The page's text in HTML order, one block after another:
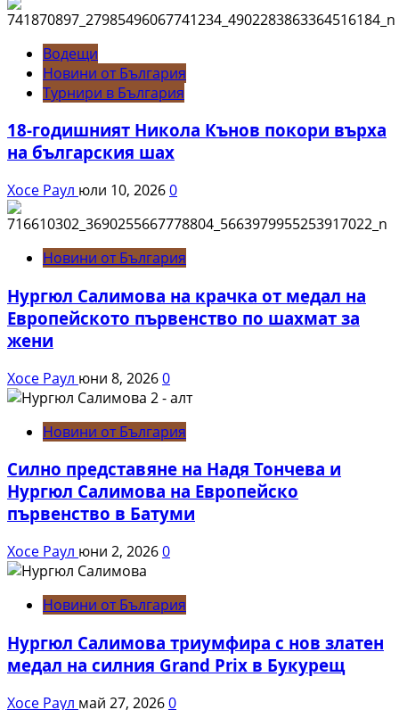
Водещи
Новини от България
Турнири в България
18-годишният Никола Кънов покори върха
на българския шах
Хосе Раул юли 10, 20260
Новини от България
Нургюл Салимова на крачка от медал на
Европейското първенство по шахмат за
жени
Хосе Раул юни 8, 20260
Новини от България
Силно представяне на Надя Тончева и
Нургюл Салимова на Европейско
първенство в Батуми
Хосе Раул юни 2, 20260
Новини от България
Нургюл Салимова триумфира с нов златен
медал на силния Grand Prix в Букурещ
Хосе Раул май 27, 20260